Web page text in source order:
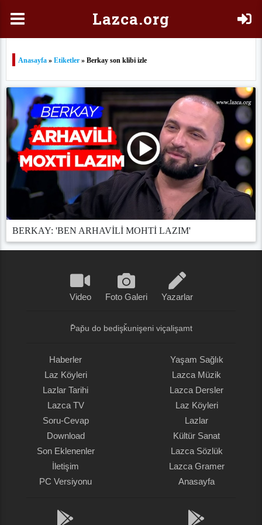
Lazca.org
Anasayfa » Etiketler » Berkay son klibi izle
BERKAY: 'BEN ARHAVİLİ MOHTİ LAZIM'
Video Foto Galeri Yazarlar
P̌ap̌u do bedişǩunişeni viçalişamt
Haberler
Laz Köyleri
Lazlar Tarihi
Lazca TV
Soru-Cevap
Download
Son Eklenenler
İletişim
PC Versiyonu
Yaşam Sağlık
Lazca Müzik
Lazca Dersler
Laz Köyleri
Lazlar
Kültür Sanat
Lazca Sözlük
Lazca Gramer
Anasayfa